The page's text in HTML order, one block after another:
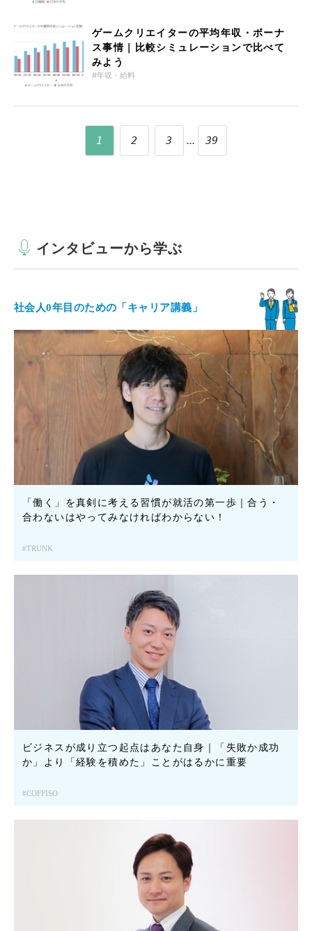
ゲームクリエイターの平均年収・ボーナ
ス事情｜比較シミュレーションで比べて
みよう
年収・給料
1 2 3 ... 39
インタビューから学ぶ
社会人0年目のための「キャリア講義」
「働く」を真剣に考える習慣が就活の第一歩｜合う・
合わないはやってみなければわからない！
TRUNK
ビジネスが成り立つ起点はあなた自身｜「失敗か成功
か」より「経験を積めた」ことがはるかに重要
COFFISO